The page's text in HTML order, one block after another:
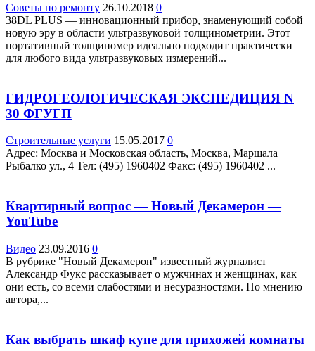
Советы по ремонту 26.10.2018 0
38DL PLUS — инновационный прибор, знаменующий собой
новую эру в области ультразвуковой толщинометрии. Этот
портативный толщиномер идеально подходит практически
для любого вида ультразвуковых измерений...
ГИДРОГЕОЛОГИЧЕСКАЯ ЭКСПЕДИЦИЯ N
30 ФГУГП
Строительные услуги 15.05.2017 0
Адрес: Москва и Московская область, Москва, Маршала
Рыбалко ул., 4 Teл: (495) 1960402 Факс: (495) 1960402 ...
Квартирный вопрос — Новый Декамерон —
YouTube
Видео 23.09.2016 0
В рубрике "Новый Декамерон" известный журналист
Александр Фукс рассказывает о мужчинах и женщинах, как
они есть, со всеми слабостями и несуразностями. По мнению
автора,...
Как выбрать шкаф купе для прихожей комнаты